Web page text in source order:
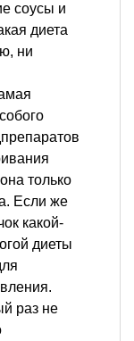
соусы и
диета
ни
только
Если же
какой-
диеты
раз не